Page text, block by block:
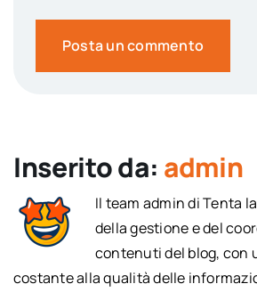
Inserito da: admin
Il team admin di Tenta
della gestione e del
contenuti del blog, con
costante alla qualità delle